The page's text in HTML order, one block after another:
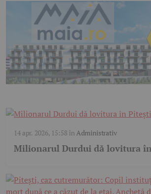
14 apr. 2026, 15:58înAdministrativ
Milionarul Durdui dă lovitura